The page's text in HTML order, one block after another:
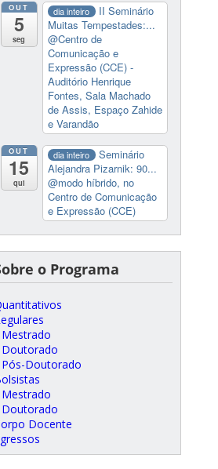
OUT
5
seg
dia inteiro
II Seminário
Muitas Tempestades:...
@Centro de
Comunicação e
Expressão (CCE) -
Auditório Henrique
Fontes, Sala Machado
de Assis, Espaço Zahide
e Varandão
OUT
15
qui
dia inteiro
Seminário
Alejandra Pizarnik: 90...
@modo híbrido, no
Centro de Comunicação
e Expressão (CCE)
o Programa
Mestrado
Doutorado
Pós-Doutorado
Mestrado
Doutorado
Docente